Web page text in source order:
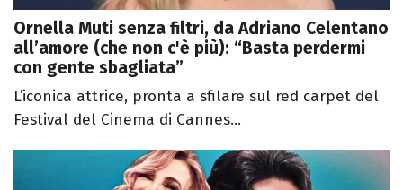
Ornella Muti senza filtri, da Adriano Celentano
all’amore (che non c'è più): “Basta perdermi
con gente sbagliata”
L’iconica attrice, pronta a sfilare sul red carpet del
Festival del Cinema di Cannes...